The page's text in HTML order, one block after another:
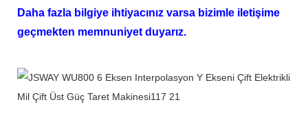
Daha fazla bilgiye ihtiyacınız varsa bizimle iletişime
geçmekten memnuniyet duyarız.